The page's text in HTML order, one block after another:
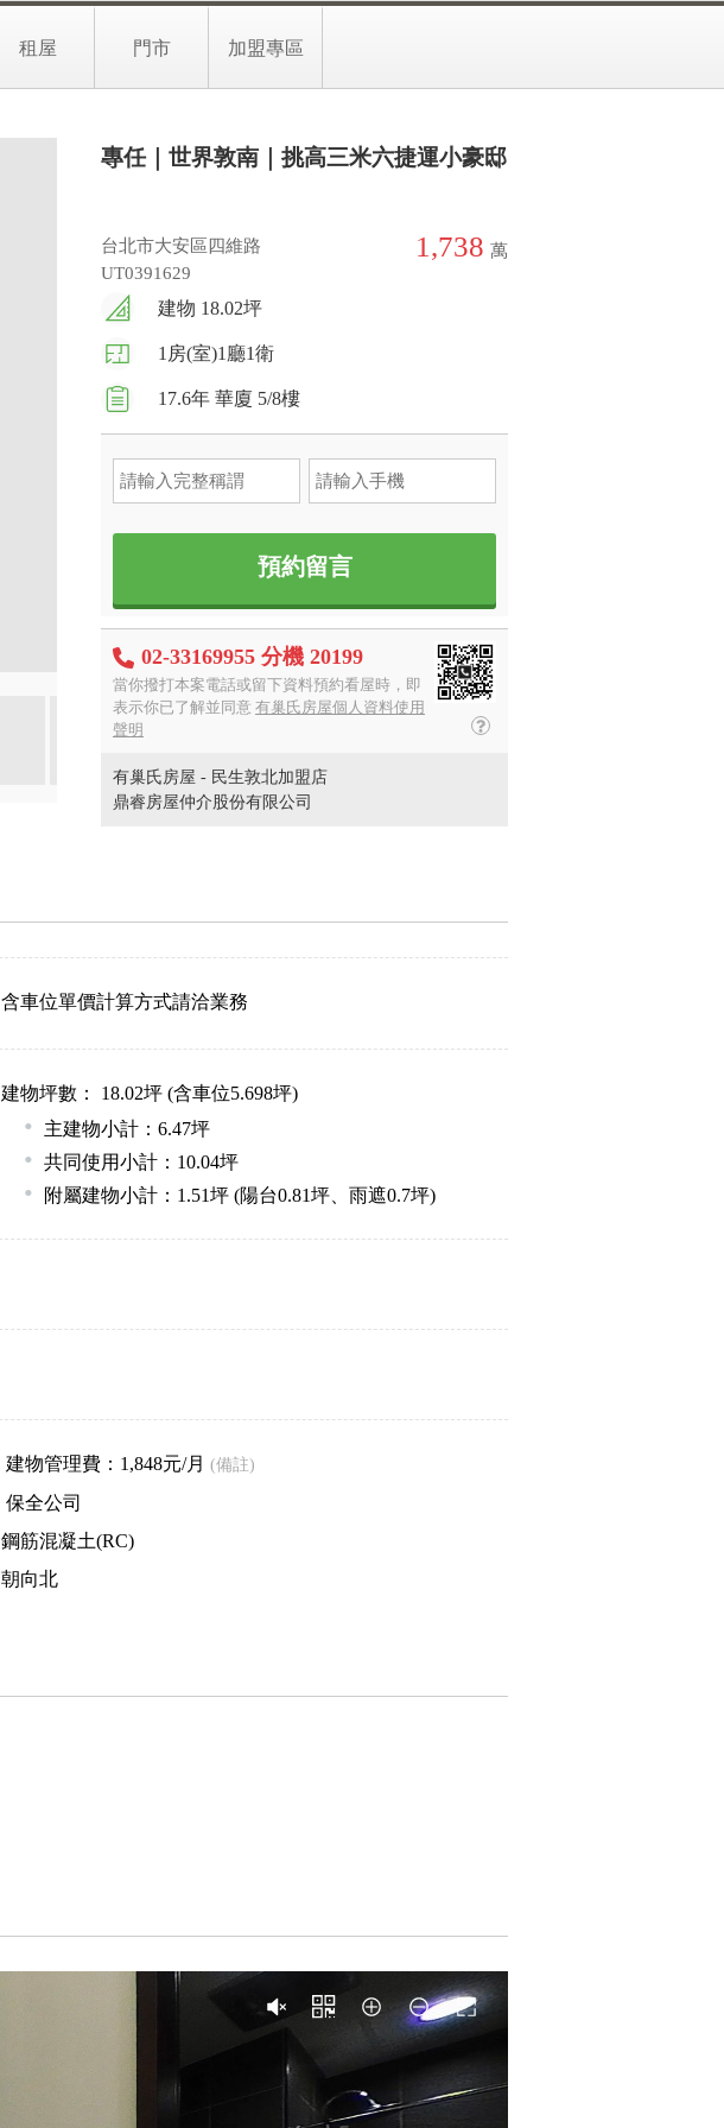
租屋 門市 加盟專區
專任｜世界敦南｜挑高三米六捷運小豪邸
台北市大安區四維路
UT0391629
1,738 萬
建物 18.02坪
1房(室)1廳1衛
17.6年 華廈 5/8樓
預約留言
02-33169955 分機 20199
當你撥打本案電話或留下資料預約看屋時，即
表示你已了解並同意 有巢氏房屋個人資料使用
聲明
有巢氏房屋 - 民生敦北加盟店
鼎睿房屋仲介股份有限公司
含車位單價計算方式請洽業務
建物坪數： 18.02坪 (含車位5.698坪)
主建物小計：6.47坪
共同使用小計：10.04坪
附屬建物小計：1.51坪 (陽台0.81坪、雨遮0.7坪)
建物管理費：1,848元/月 (備註)
保全公司
鋼筋混凝土(RC)
朝向北